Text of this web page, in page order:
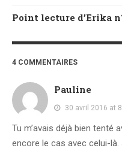
Point lecture d’Erika
4 COMMENTAIRES
Pauline
30 avril 2016 at
Tu m’avais déjà bien tenté
encore le cas avec celui-là.